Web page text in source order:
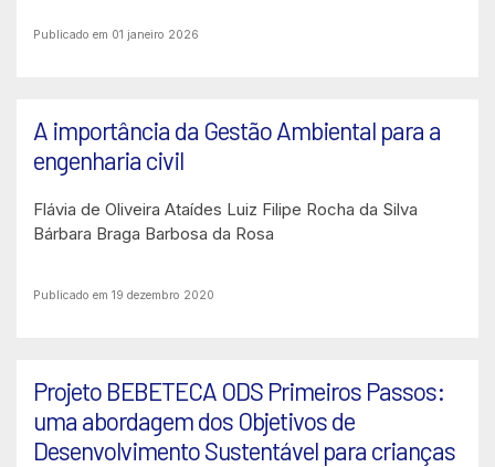
Publicado em 01 janeiro 2026
A importância da Gestão Ambiental para a
engenharia civil
Flávia de Oliveira Ataídes Luiz Filipe Rocha da Silva
Bárbara Braga Barbosa da Rosa
Publicado em 19 dezembro 2020
Projeto BEBETECA ODS Primeiros Passos:
uma abordagem dos Objetivos de
Desenvolvimento Sustentável para crianças